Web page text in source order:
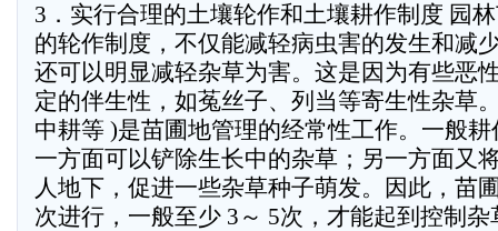
3．实行合理的土壤轮作和土壤耕作制度 园
的轮作制度，不仅能减轻病虫害的发生和减
还可以明显减轻杂草为害。这是因为有些恶
定的伴生性，如菟丝子、列当等寄生性杂草
中耕等 )是苗圃地管理的经常性工作。一般
一方面可以铲除生长中的杂草；另一方面又
人地下，促进一些杂草种子萌发。因此，苗
次进行，一般至少 3～ 5次，才能起到控制